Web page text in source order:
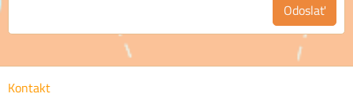
Odoslať
Kontakt